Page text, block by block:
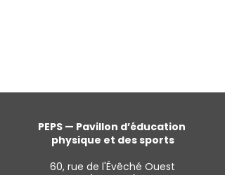
PEPS — Pavillon d’éducation
physique et des sports
60, rue de l'Évêché Ouest